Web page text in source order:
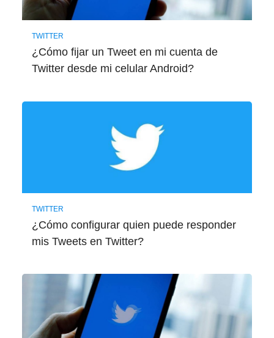
TWITTER
¿Cómo fijar un Tweet en mi cuenta de
Twitter desde mi celular Android?
TWITTER
¿Cómo configurar quien puede responder
mis Tweets en Twitter?